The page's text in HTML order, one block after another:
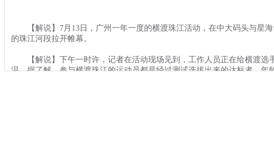
【解说】7月13日，广州一年一度的横渡珠江活动，在中大码头与星海
的珠江河段拉开帷幕。
【解说】下午一时许，记者在活动现场见到，工作人员正在给横渡选
温。据了解，参与横渡珠江的运动员都是经过测试选拔出来的达标者，年